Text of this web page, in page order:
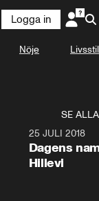
Logga in
Nöje Livsstil
SE ALLA
25 JULI 2018
Dagens
Hillevi